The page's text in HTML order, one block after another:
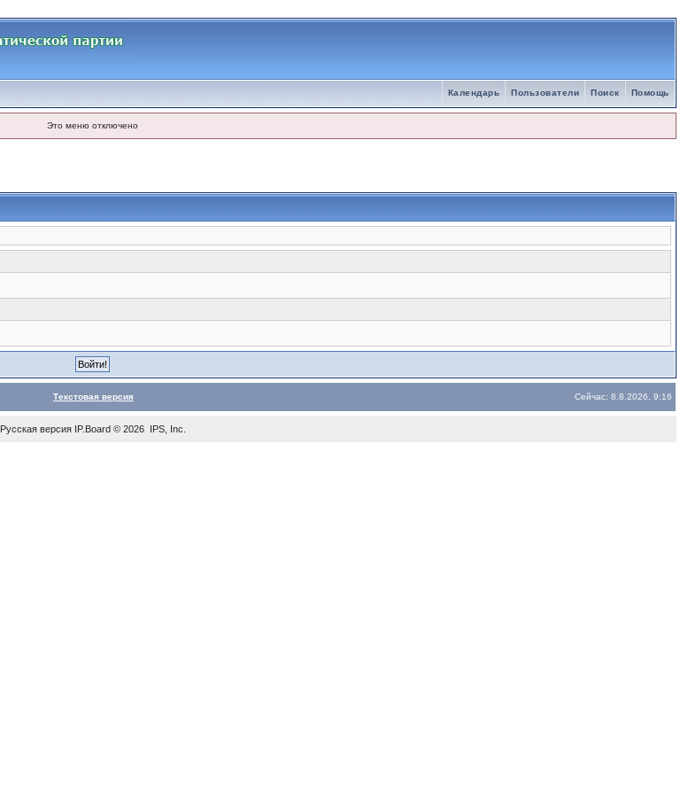
Помощь
Поиск
Пользователи
Календарь
Это меню отключено
Текстовая версия Сейчас: 8.8.2026, 9:16
Русская версия IP.Board© 2026 IPS, Inc